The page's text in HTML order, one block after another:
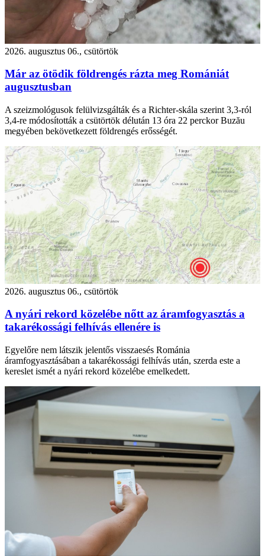
2026. augusztus 06., csütörtök
Már az ötödik földrengés rázta meg Romániát
augusztusban
A szeizmológusok felülvizsgálták és a Richter-skála szerint 3,3-ról
3,4-re módosították a csütörtök délután 13 óra 22 perckor Buzău
megyében bekövetkezett földrengés erősségét.
2026. augusztus 06., csütörtök
A nyári rekord közelébe nőtt az áramfogyasztás a
takarékossági felhívás ellenére is
Egyelőre nem látszik jelentős visszaesés Románia
áramfogyasztásában a takarékossági felhívás után, szerda este a
kereslet ismét a nyári rekord közelébe emelkedett.